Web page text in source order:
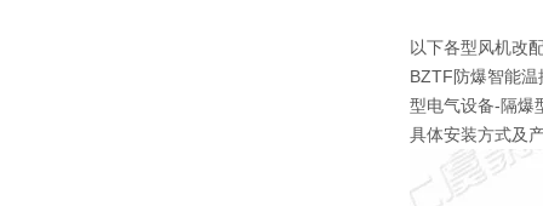
以下各型风机改
BZTF防爆智能
型电气设备-隔爆
具体安装方式及